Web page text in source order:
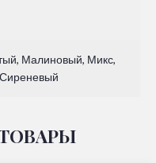
Малиновый, Микс,